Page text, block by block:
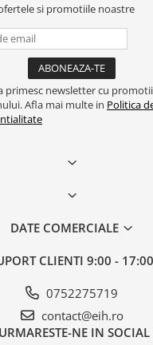
si promotiile noastre
primesc newsletter cu
Afla mai multe in Politica
DATE COMERCIALE
CLIENTI 9:00 - 17:00
0752275719
contact@eih.ro
URMARESTE-NE IN